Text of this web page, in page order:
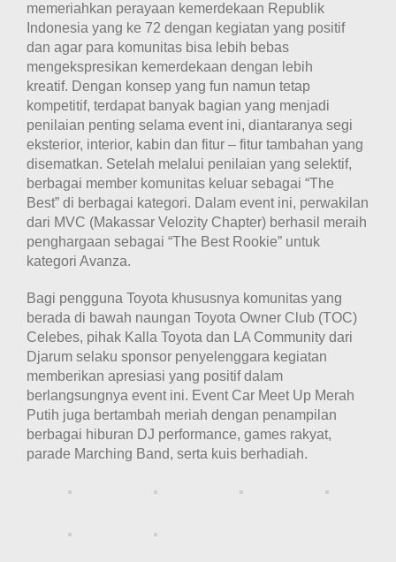
memeriahkan perayaan kemerdekaan Republik
Indonesia yang ke 72 dengan kegiatan yang positif
dan agar para komunitas bisa lebih bebas
mengekspresikan kemerdekaan dengan lebih
kreatif. Dengan konsep yang fun namun tetap
kompetitif, terdapat banyak bagian yang menjadi
penilaian penting selama event ini, diantaranya segi
eksterior, interior, kabin dan fitur – fitur tambahan yang
disematkan. Setelah melalui penilaian yang selektif,
berbagai member komunitas keluar sebagai “The
Best” di berbagai kategori. Dalam event ini, perwakilan
dari MVC (Makassar Velozity Chapter) berhasil meraih
penghargaan sebagai “The Best Rookie” untuk
kategori Avanza.
Bagi pengguna Toyota khususnya komunitas yang
berada di bawah naungan Toyota Owner Club (TOC)
Celebes, pihak Kalla Toyota dan LA Community dari
Djarum selaku sponsor penyelenggara kegiatan
memberikan apresiasi yang positif dalam
berlangsungnya event ini. Event Car Meet Up Merah
Putih juga bertambah meriah dengan penampilan
berbagai hiburan DJ performance, games rakyat,
parade Marching Band, serta kuis berhadiah.